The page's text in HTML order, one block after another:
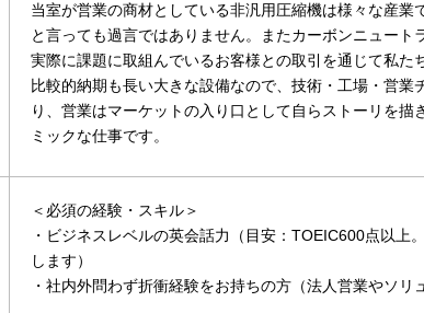
当室が営業の商材としている非汎用圧縮機は様々な産
と言っても過言ではありません。またカーボンニュート
実際に課題に取組んでいるお客様との取引を通じて私た
比較的納期も長い大きな設備なので、技術・工場・営
り、営業はマーケットの入り口として自らストーリを
ミックな仕事です。
＜必須の経験・スキル＞
・ビジネスレベルの英会話力（目安：TOEIC600点以
します）
・社内外問わず折衝経験をお持ちの方（法人営業やソリ